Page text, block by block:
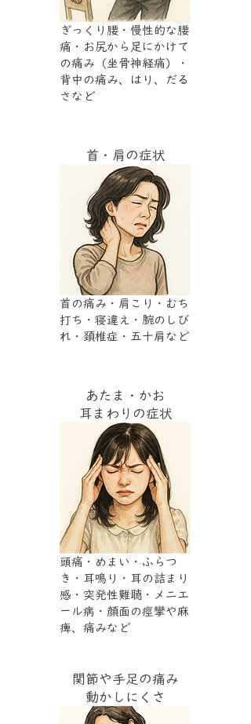
ぎっくり腰・慢性的な腰
痛・お尻から足にかけて
の痛み（坐骨神経痛）・
背中の痛み、はり、だる
さなど
首・肩の症状
首の痛み・肩こり・むち
打ち・寝違え・腕のしび
れ・頚椎症・五十肩など
あたま・かお
耳まわりの症状
頭痛・めまい・ふらつ
き・耳鳴り・耳の詰まり
感・突発性難聴・メニエ
ール病・顔面の痙攣や麻
痺、痛みなど
関節や手足の痛み
動かしにくさ